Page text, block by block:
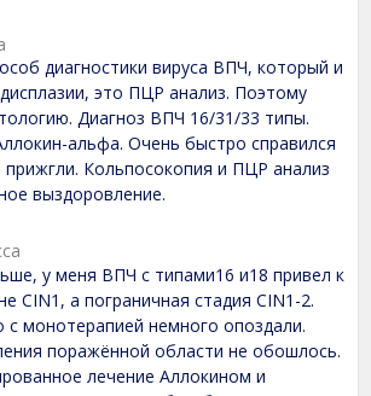
диагностики вируса ВПЧ, который и
это ПЦР анализ. Поэтому
Диагноз ВПЧ 16/31/33 типы.
альфа. Очень быстро справился
Кольпосокопия и ПЦР анализ
выздоровление.
у меня ВПЧ с типами16 и18 привел к
CIN1, а пограничная стадия CIN1-2.
с монотерапией немного опоздали.
поражённой области не обошлось.
лечение Аллокином и